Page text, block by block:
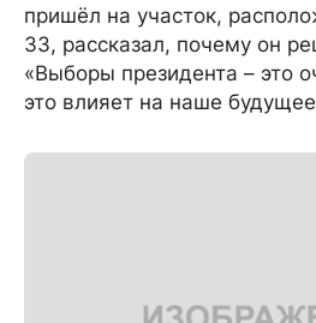
пришёл на участок,
33, рассказал, почему он
«Выборы президента – это
это влияет на наше